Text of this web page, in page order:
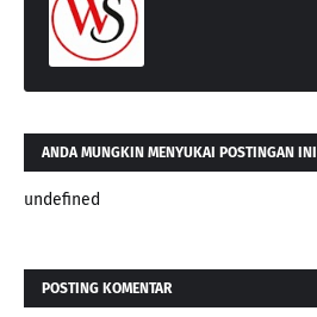
ANDA MUNGKIN MENYUKAI POSTINGAN INI
undefined
POSTING KOMENTAR